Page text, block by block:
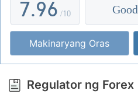
7
8
9
.96
7
8
9
/10 Good
Makinaryang Oras
Regulator ng Forex